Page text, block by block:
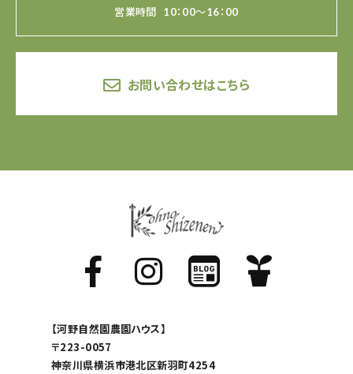
営業時間 10：00～16：00
お問い合わせはこちら
【河野自然園農園ハウス】
〒223-0057
神奈川県横浜市港北区新羽町4254